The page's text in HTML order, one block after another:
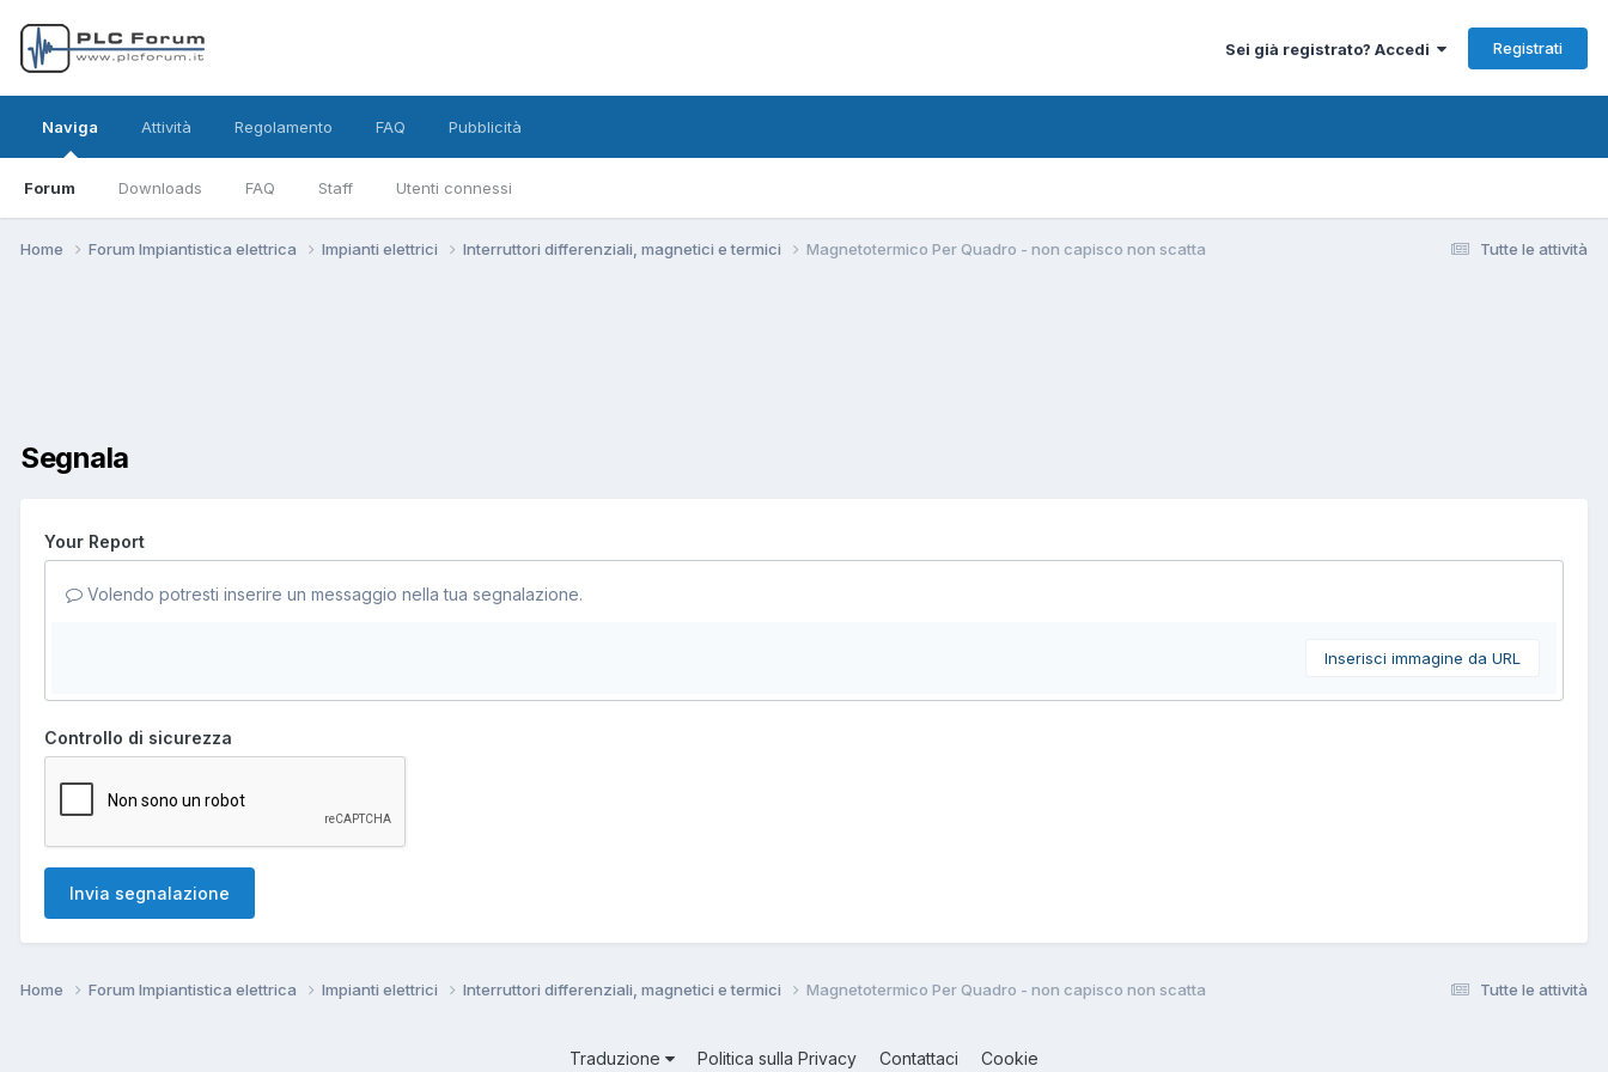
Sei già registrato? Accedi Registrati
Naviga
Forum Downloads FAQ Staff Utenti connessi
Attività Regolamento FAQ Pubblicità
Tutte le attività
Home Forum Impiantistica elettrica Impianti elettrici Interruttori differenziali, magnetici e termici Magnetotermico Per Quadro - non capisco non scatta
Segnala
Your Report
Volendo potresti inserire un messaggio nella tua segnalazione.
Inserisci immagine da URL
Controllo di sicurezza
Invia segnalazione
Tutte le attività
Home Forum Impiantistica elettrica Impianti elettrici Interruttori differenziali, magnetici e termici Magnetotermico Per Quadro - non capisco non scatta
Traduzione Politica sulla Privacy Contattaci Cookie